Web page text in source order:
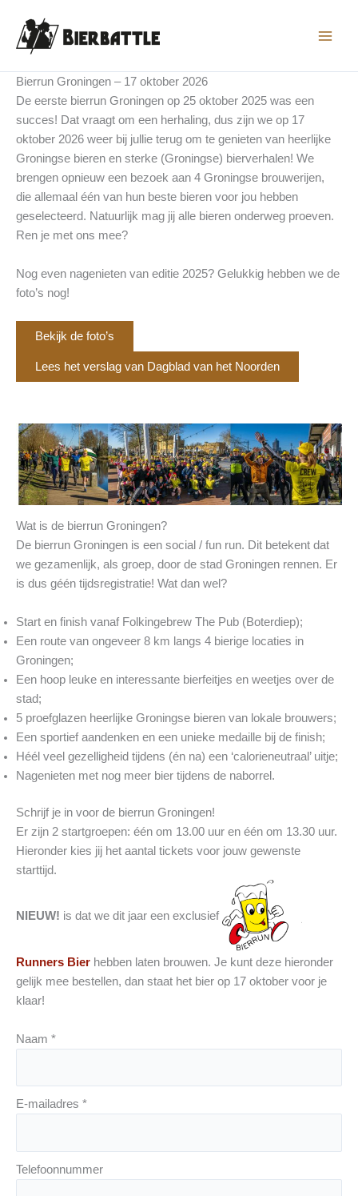
naar
Bierrun Groningen – 17 oktober 2026
De eerste bierrun Groningen op 25 oktober 2025 was een
succes! Dat vraagt om een herhaling, dus zijn we op 17
oktober 2026 weer bij jullie terug om te genieten van heerlijke
Groningse bieren en sterke (Groningse) bierverhalen! We
brengen opnieuw een bezoek aan 4 Groningse brouwerijen,
die allemaal één van hun beste bieren voor jou hebben
geselecteerd. Natuurlijk mag jij alle bieren onderweg proeven.
Ren je met ons mee?
Nog even nagenieten van editie 2025? Gelukkig hebben we de
foto’s nog!
Bekijk de foto’s
Lees het verslag van Dagblad van het Noorden
Wat is de bierrun Groningen?
De bierrun Groningen is een social / fun run. Dit betekent dat
we gezamenlijk, als groep, door de stad Groningen rennen. Er
is dus géén tijdsregistratie! Wat dan wel?
Start en finish vanaf Folkingebrew The Pub (Boterdiep);
Een route van ongeveer 8 km langs 4 bierige locaties in
Groningen;
Een hoop leuke en interessante bierfeitjes en weetjes over de
stad;
5 proefglazen heerlijke Groningse bieren van lokale brouwers;
Een sportief aandenken en een unieke medaille bij de finish;
Héél veel gezelligheid tijdens (én na) een ‘calorieneutraal’ uitje;
Nagenieten met nog meer bier tijdens de naborrel.
Schrijf je in voor de bierrun Groningen!
Er zijn 2 startgroepen: één om 13.00 uur en één om 13.30 uur.
Hieronder kies jij het aantal tickets voor jouw gewenste
starttijd.
NIEUW! is dat we dit jaar een exclusief
Runners Bier hebben laten brouwen. Je kunt deze hieronder
gelijk mee bestellen, dan staat het bier op 17 oktober voor je
klaar!
Naam *
E-mailadres *
Telefoonnummer